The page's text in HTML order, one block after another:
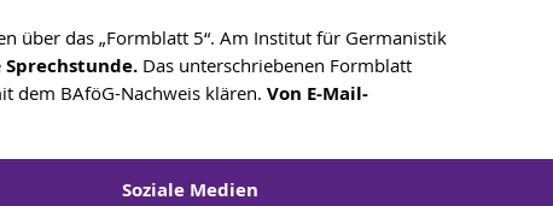
über das „Formblatt 5“. Am Institut für Germanistik
Sprechstunde. Das unterschriebenen Formblatt
dem BAföG-Nachweis klären. Von E-Mail-
Soziale Medien